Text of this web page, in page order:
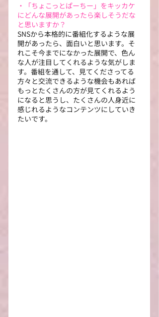
・「ちょこっとぱーちー」をキッカケ
にどんな展開があったら楽しそうだな
と思いますか？
SNSから本格的に番組化するような展
開があったら、面白いと思います。そ
れこそ今までになかった展開で、色ん
な人が注目してくれるような気がしま
す。番組を通して、見てくださってる
方々と交流できるような機会もあれば
もっとたくさんの方が見てくれるよう
になると思うし、たくさんの人身近に
感じれるようなコンテンツにしていき
たいです。